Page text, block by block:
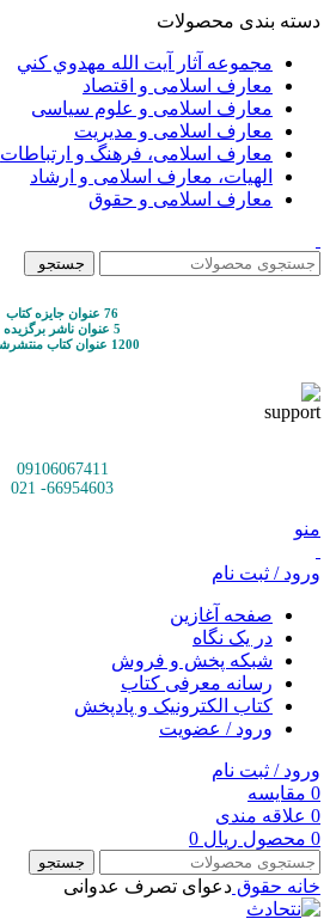
دسته بندی محصولات
مجموعه آثار آيت الله مهدوي كني
معارف اسلامی و اقتصاد
معارف اسلامی و علوم سیاسی
معارف اسلامی و مدیریت
معارف اسلامی، فرهنگ و ارتباطات
الهیات، معارف اسلامی و ارشاد
معارف اسلامی و حقوق
جستجو
76 عنوان جایزه کتاب
5 عنوان ناشر برگزیده
1200 عنوان کتاب منتشرشده
09106067411
66954603- 021
منو
ورود / ثبت نام
صفحه آغازین
در یک نگاه
شبکه پخش و فروش
رسانه معرفی کتاب
کتاب الکترونیک و پادپخش
ورود / عضویت
ورود / ثبت نام
0 مقایسه
0 علاقه مندی
0 محصول ریال
جستجو
خانه حقوق دعوای تصرف عدوانی